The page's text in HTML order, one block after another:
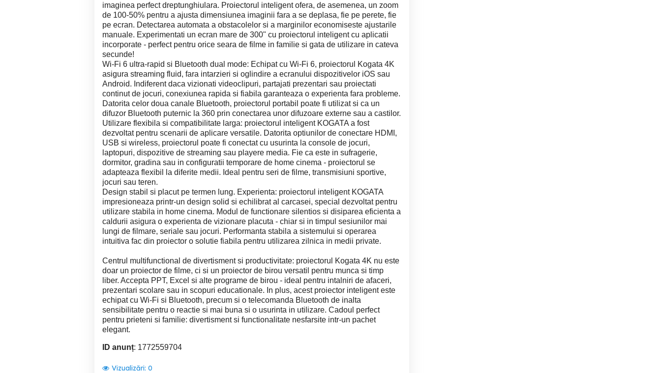
imaginea perfect dreptunghiulara. Proiectorul inteligent ofera, de asemenea, un zoom
de 100-50% pentru a ajusta dimensiunea imaginii fara a se deplasa, fie pe perete, fie
pe ecran. Detectarea automata a obstacolelor si a marginilor economiseste ajustarile
manuale. Experimentati un ecran mare de 300" cu proiectorul inteligent cu aplicatii
incorporate - perfect pentru orice seara de filme in familie si gata de utilizare in cateva
secunde!
Wi-Fi 6 ultra-rapid si Bluetooth dual mode: Echipat cu Wi-Fi 6, proiectorul Kogata 4K
asigura streaming fluid, fara intarzieri si oglindire a ecranului dispozitivelor iOS sau
Android. Indiferent daca vizionati videoclipuri, partajati prezentari sau proiectati
continut de jocuri, conexiunea rapida si fiabila garanteaza o experienta fara probleme.
Datorita celor doua canale Bluetooth, proiectorul portabil poate fi utilizat si ca un
difuzor Bluetooth puternic la 360 prin conectarea unor difuzoare externe sau a castilor.
Utilizare flexibila si compatibilitate larga: proiectorul inteligent KOGATA a fost
dezvoltat pentru scenarii de aplicare versatile. Datorita optiunilor de conectare HDMI,
USB si wireless, proiectorul poate fi conectat cu usurinta la console de jocuri,
laptopuri, dispozitive de streaming sau playere media. Fie ca este in sufragerie,
dormitor, gradina sau in configuratii temporare de home cinema - proiectorul se
adapteaza flexibil la diferite medii. Ideal pentru seri de filme, transmisiuni sportive,
jocuri sau teren.
Design stabil si placut pe termen lung. Experienta: proiectorul inteligent KOGATA
impresioneaza printr-un design solid si echilibrat al carcasei, special dezvoltat pentru
utilizare stabila in home cinema. Modul de functionare silentios si disiparea eficienta a
caldurii asigura o experienta de vizionare placuta - chiar si in timpul sesiunilor mai
lungi de filmare, seriale sau jocuri. Performanta stabila a sistemului si operarea
intuitiva fac din proiector o solutie fiabila pentru utilizarea zilnica in medii private.
Centrul multifunctional de divertisment si productivitate: proiectorul Kogata 4K nu este
doar un proiector de filme, ci si un proiector de birou versatil pentru munca si timp
liber. Accepta PPT, Excel si alte programe de birou - ideal pentru intalniri de afaceri,
prezentari scolare sau in scopuri educationale. In plus, acest proiector inteligent este
echipat cu Wi-Fi si Bluetooth, precum si o telecomanda Bluetooth de inalta
sensibilitate pentru o reactie si mai buna si o usurinta in utilizare. Cadoul perfect
pentru prieteni si familie: divertisment si functionalitate nesfarsite intr-un pachet
elegant.
ID anunț: 1772559704
Vizualizări: 0